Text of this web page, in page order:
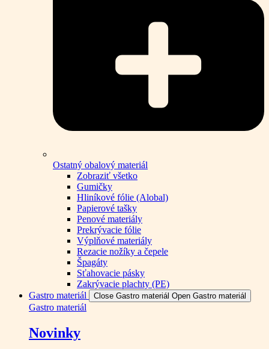
Ostatný obalový materiál
Zobraziť všetko
Gumičky
Hliníkové fólie (Alobal)
Papierové tašky
Penové materiály
Prekrývacie fólie
Výplňové materiály
Rezacie nožíky a čepele
Špagáty
Sťahovacie pásky
Zakrývacie plachty (PE)
Gastro materiál
Close Gastro materiál Open Gastro materiál
Gastro materiál
Novinky